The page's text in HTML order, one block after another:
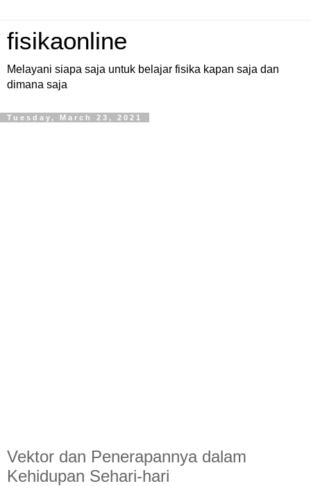
fisikaonline
Melayani siapa saja untuk belajar fisika kapan saja dan
dimana saja
Tuesday, March 23, 2021
Vektor dan Penerapannya dalam
Kehidupan Sehari-hari